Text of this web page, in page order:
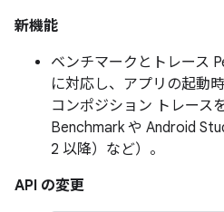
新機能
ベンチマークとトレース
に対応し、アプリの起動
コンポジション トレース
Benchmark や Android
2 以降）など）。
API の変更